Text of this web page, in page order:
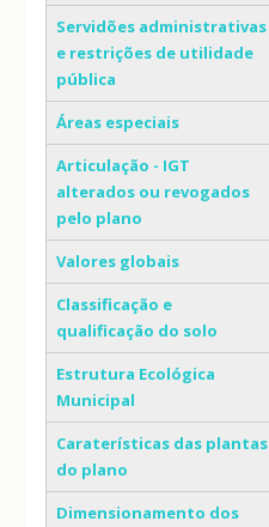
Servidões administrativas
e restrições de utilidade
pública
Áreas especiais
Articulação - IGT
alterados ou revogados
pelo plano
Valores globais
Classificação e
qualificação do solo
Estrutura Ecológica
Municipal
Caraterísticas das plantas
do plano
Dimensionamento dos